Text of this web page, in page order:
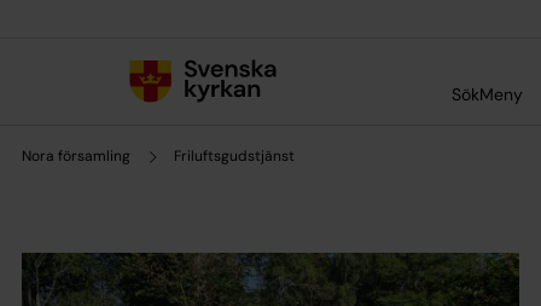
SökMeny
Nora församling Friluftsgudstjänst